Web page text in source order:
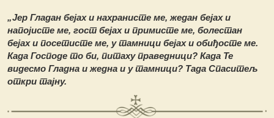
„Јер Гладан бејах и нахранисте ме, жедан бејах и
напојисте ме, гост бејах и примисте ме, болестан
бејах и посетисте ме, у тамници бејах и обиђосте ме.
Када Господе то би, питаху праведници? Када Те
видесмо Гладна и жедна и у тамници? Тада Спаситељ
откри тајну.